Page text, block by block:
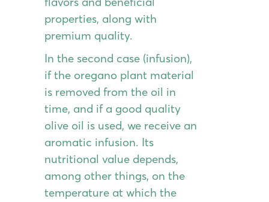
properties, along with
premium quality.
In the second case (infusion),
if the oregano plant material
is removed from the oil in
time, and if a good quality
olive oil is used, we receive an
aromatic infusion. Its
nutritional value depends,
among other things, on the
temperature at which the